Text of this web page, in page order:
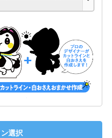
選択